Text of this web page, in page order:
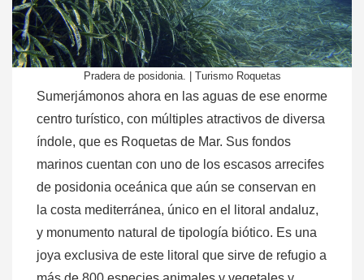
Pradera de posidonia. | Turismo Roquetas
Sumerjámonos ahora en las aguas de ese enorme
centro turístico, con múltiples atractivos de diversa
índole, que es Roquetas de Mar. Sus fondos
marinos cuentan con uno de los escasos arrecifes
de posidonia oceánica que aún se conservan en
la costa mediterránea, único en el litoral andaluz,
y monumento natural de tipología biótico. Es una
joya exclusiva de este litoral que sirve de refugio a